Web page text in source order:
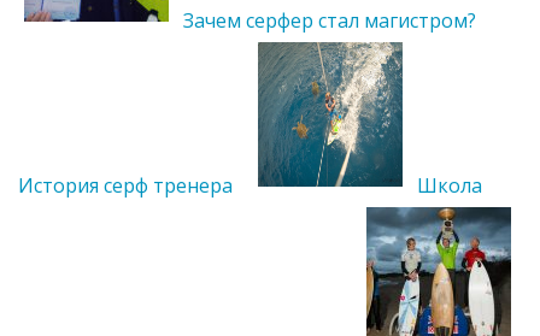
Зачем серфер стал магистром?
История серф тренера Школа